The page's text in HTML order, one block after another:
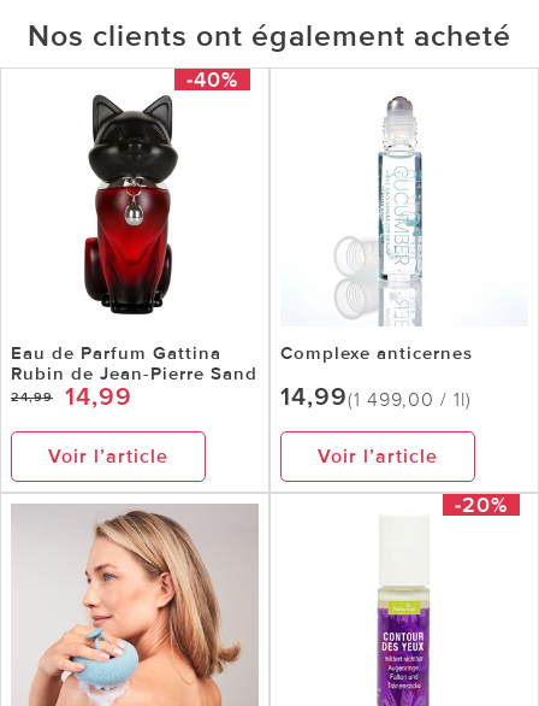
Nos clients ont également acheté
-40%
Eau de Parfum Gattina
Rubin de Jean-Pierre Sand
24,99 14,99
Voir l’article
Complexe anticernes
14,99(1 499,00 / 1l)
Voir l’article
-20%